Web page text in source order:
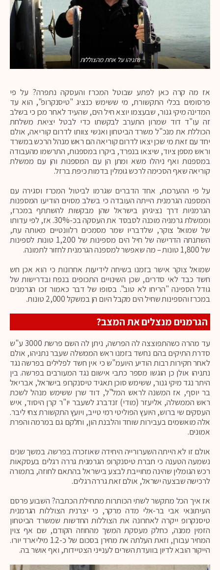
נתניהו על אחת מהצוללות
אז מה קרה כאן לפתע שבוטל המכרז והעסקה נתפרה? על פי
פרסומים בכלי התקשורת, מי ששימש כנציג "טיסנקרופ", הוא עד
המדינה מיקי גנור, שבעצמו יוצא חיל הים, שהעיד לאחר מכן כי בשלב
זה עו"ד דוד שמרון התערב לבקשתו כדי לבטל יציאת משלחת
הכוללת את מנכ"ל משרד הביטחון ואנשי צוותו לדרום קוריאה, אולם
יחד עם זאת מי שכן יצאו לדרום קוריאה הם ראש מנהל הרכש במשרד
וראש מספן ציוד, שיצאו בנפרד, ביקרו במספנות, התרשמו מהעבודה
במספנות ואף ניהלו משא ומתן הן עם המספנות והן עם ממשלת
קוריאה שאף הסכימה לרכש גומלין בדמות כיפת ברזל.
על פי ההערכות, אחד הדברים שגרמו לביטול המכרז וסגירה עם
המספנה הגרמנית הייתה העובדה כי בשלב מסוים הודיעו המספנות
הגרמניות דרך נציגיהן בישראל שהן מבקשות להשתתף במכרז,
וממשלת גרמניה מוכנה לסבסד את העסקה בכ-30%. אז, לפי עדותו
של שמואל צוקר, שלדבריו שמר מסמכים רלוונטיים מאותה עת,
השתנתה הדרישה של חיל הים מספינות של 1,200 טונות לספינות
של 1,800 טונות – מה שאפשר למספנה הגרמנית לחזור לתמונה.
שמואל צוקר אישר בזמנו בשיחה לידיעות אחרונות כי הוא אכן חש
חשד כבד לאי סדרים, שכן השינויים התכופים בנפח ובדרישות של
גודל הספינה "הריחו לא טוב". בסופו של דבר כאמור זכו הגרמנים
במכרז והספינות שחיל הים מקבל היום הן במשקל 2,000 טונות.
הגרמנים מנצלים את המצב?
עד מהרה כשהתפוצצה לה הפרשה, ניתן לה השם פרשת 3000 ע"ש
סדרת התיקים בהם נחשד בזמנו ראש הממשלה שעבר נתניהו, אולם
לאחר חקירות רבות הודיע היועמ"ש כי אין חשד לפלילים בפרשה נגד
נתניהו אולן כן הוגשו מספר כתבי אישום נגד המעורבים בפרשה. בין
היתר נגד מיקי גנור, ששימש סוכן תאגיד טיסנקרופ בישראל, אבריאל
בר יוסף, אז המשנה לראש המל"ל, דוד שרן ששימש מנהל לשכת
ראש הממשלה, אליעזר (מודי) זנדברג לשעבר יו"ר קרן היסוד, איש
העסקים שי ברוש, היועץ הפוליטי רמי טייב, ויועץ התקשורת צחי ליבר.
אלה מואשמים בעבירות שוחד והלבנת הון, וחלקם גם במרמה והפרת
אמונים.
אולם זו לא הייתה השערורייה היחידה שאוזכרה בפרשה. במשך שנים
נשמעה הטענה כי חברת טיסנקרופ הגרמנית גררה רגלים בעסקאות
רכש הגומלין שהינה מחוייבת לבצע בישראל בהתאם לחוזה, בתמורה
לרכישה שבצעה ישראל, אולם זאת גררה רגלים.
אז איך הכל מתקשר לשתי הכותרות מתחילת הכתבה? השבוע פרסם
העיתונאי אבי בר-אלי מדה מרקר, כי יצרנית הצוללות הגרמנית
טיסנקרופ ייקרה לאחרונה את הצוללות החדשות שמשרד הביטחון
הזמין ממנה, כחלק מעסקת המשך מהחוזה הקודם, שם אף צוין
המחיר עבורן, וזאת העלתה את מחירן בסכום של כ-1.2 מיליארד יורו.
הייקור הובא לדיון בוועדת השרים לענייני הצטיידות, ואף אושר בה.